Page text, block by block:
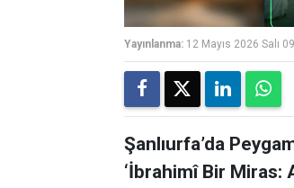
Yayınlanma: 12 Mayıs 2026 Salı
Şanlıurfa’da
‘İbrahimî Bir Miras: